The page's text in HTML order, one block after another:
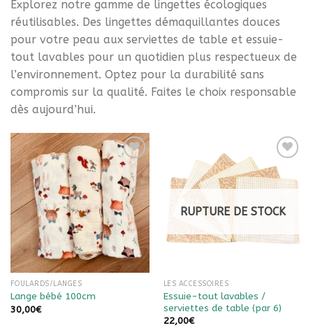
Explorez notre gamme de lingettes écologiques
réutilisables. Des lingettes démaquillantes douces
pour votre peau aux serviettes de table et essuie-
tout lavables pour un quotidien plus respectueux de
l’environnement. Optez pour la durabilité sans
compromis sur la qualité. Faites le choix responsable
dès aujourd’hui.
Ajouter à
la liste
de
souhaits
FOULARDS/LANGES
Lange bébé 100cm
30,00€
Ajouter à
la liste
souhaits
RUPTURE DE STOCK
LES ACCESSOIRES
Essuie-tout lavables /
serviettes de table (par 6)
22,00€